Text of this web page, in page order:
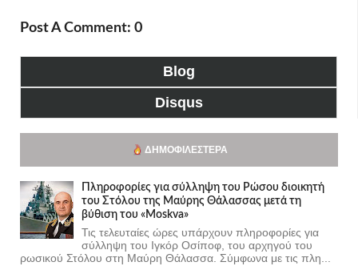
Post A Comment: 0
Blog
Disqus
ΔΗΜΟΦΙΛΈΣΤΕΡΑ
Πληροφορίες για σύλληψη του Ρώσου διοικητή
του Στόλου της Mαύρης Θάλασσας μετά τη
βύθιση του «Moskva»
Τις τελευταίες ώρες υπάρχουν πληροφορίες για
σύλληψη του Ιγκόρ Οσίποφ, του αρχηγού του
ρωσικού Στόλου στη Μαύρη Θάλασσα. Σύμφωνα με τις πλη...